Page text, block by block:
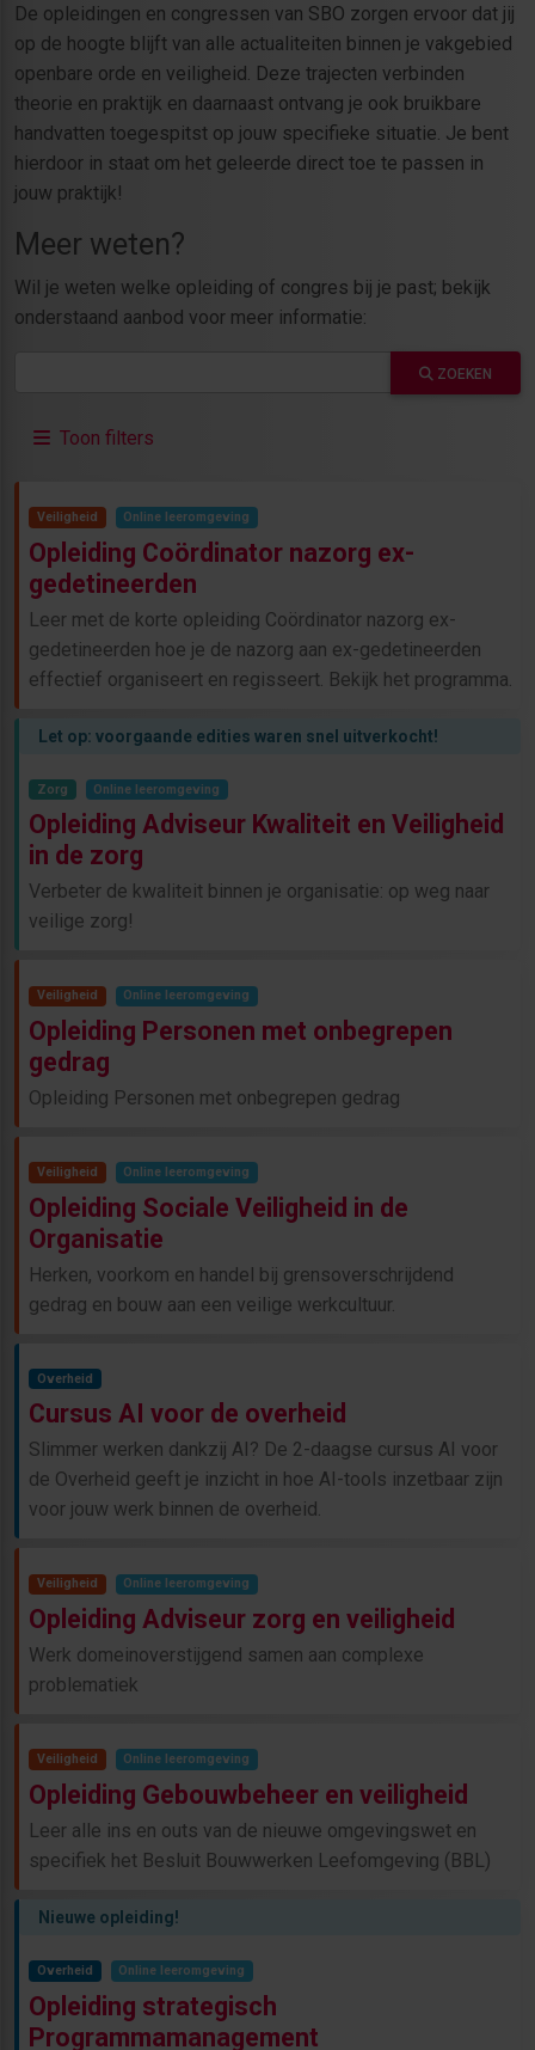
De opleidingen en congressen van SBO zorgen ervoor dat jij
op de hoogte blijft van alle actualiteiten binnen je vakgebied
openbare orde en veiligheid. Deze trajecten verbinden
theorie en praktijk en daarnaast ontvang je ook bruikbare
handvatten toegespitst op jouw specifieke situatie. Je bent
hierdoor in staat om het geleerde direct toe te passen in
jouw praktijk!
Meer weten?
Wil je weten welke opleiding of congres bij je past; bekijk
onderstaand aanbod voor meer informatie:
ZOEKEN
Toon filters
Veiligheid Online leeromgeving
Opleiding Coördinator nazorg ex-
gedetineerden
Leer met de korte opleiding Coördinator nazorg ex-
gedetineerden hoe je de nazorg aan ex-gedetineerden
effectief organiseert en regisseert. Bekijk het programma.
Let op: voorgaande edities waren snel uitverkocht!
Zorg Online leeromgeving
Opleiding Adviseur Kwaliteit en Veiligheid
in de zorg
Verbeter de kwaliteit binnen je organisatie: op weg naar
veilige zorg!
Veiligheid Online leeromgeving
Opleiding Personen met onbegrepen
gedrag
Opleiding Personen met onbegrepen gedrag
Veiligheid Online leeromgeving
Opleiding Sociale Veiligheid in de
Organisatie
Herken, voorkom en handel bij grensoverschrijdend
gedrag en bouw aan een veilige werkcultuur.
Overheid
Cursus AI voor de overheid
Slimmer werken dankzij AI? De 2-daagse cursus AI voor
de Overheid geeft je inzicht in hoe AI-tools inzetbaar zijn
voor jouw werk binnen de overheid.
Veiligheid Online leeromgeving
Opleiding Adviseur zorg en veiligheid
Werk domeinoverstijgend samen aan complexe
problematiek
Veiligheid Online leeromgeving
Opleiding Gebouwbeheer en veiligheid
Leer alle ins en outs van de nieuwe omgevingswet en
specifiek het Besluit Bouwwerken Leefomgeving (BBL)
Nieuwe opleiding!
Overheid Online leeromgeving
Opleiding strategisch
Programmamanagement